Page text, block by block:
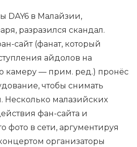
DAY6 в Малайзии,
разразился скандал.
сайт (фанат, который
айдолов на
камеру — прим. ред.) пронёс
чтобы снимать
Несколько малазийских
фан-сайта и
фото в сети, аргументируя
организаторы